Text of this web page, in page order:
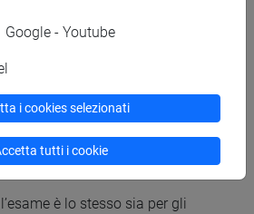
rispondere a domande sulle
per le attività su Moodle [si
100% per gli altri studenti).
nel quadro della modalità
voto finale).
è lo stesso sia per gli
Google - Youtube
i cookies selezionati
tutti i cookie